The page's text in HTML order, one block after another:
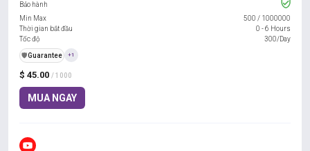
$ 45.00 / 1000
MUA NGAY
Bảo hành
Min Max
500 / 1000000
Thời gian bắt đầu
0 - 6 Hours
Tốc độ
300/Day
️🛡️Guarantee +1